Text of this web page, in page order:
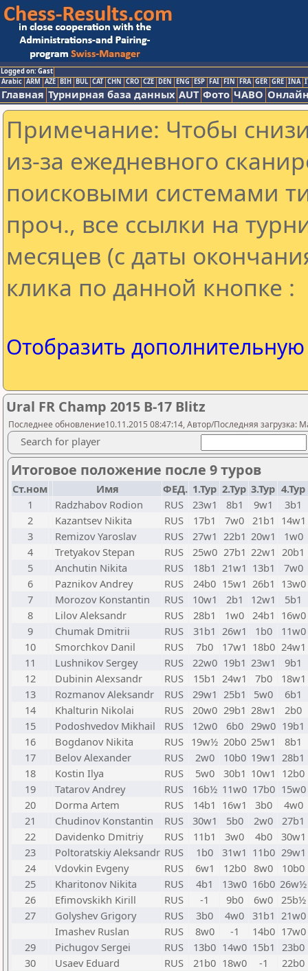
Logged on: Gast
Arabic ARM AZE BIH BUL CAT CHN CRO CZE DEN ENG ESP FAI FIN FRA GER GRE INA
Главная Турнирная база данных AUT Фото ЧАВО
Примечание: Чтобы
из-за ежедневного
поисковыми системами
проч., все ссылки на
месяцев (с даты
клика по данной кнопке :
Отобразить
Ural FR Champ 2015 B-17 Blitz
Последнее обновление10.11.2015 08:47:14, Автор/Последняя загрузка:
Search for player
Итоговое положение после 9 туров
Ст.ном Имя ФЕД. 1.Тур 2.Тур 3.Тур 4.Тур
1
Radzhabov Rodion RUS 23w1 8b1 9w1
3b1
2
Kazantsev Nikita RUS 17b1 7w0 21b1 14w1
3
Remizov Yaroslav RUS 27w1 22b1 20w1
1w0
4
Tretyakov Stepan RUS 25w0 27b1 22w1 20b1
5
Anchutin Nikita RUS 18b1 21w1 13b1
7w0
6
Paznikov Andrey RUS 24b0 15w1 26b1 13w0
7
Morozov Konstantin RUS 10w1 2b1 12w1
5b1
8
Lilov Aleksandr RUS 28b1 1w0 24b1 16w0
9
Chumak Dmitrii RUS 31b1 26w1 1b0
11w0
10
Smorchkov Danil RUS 7b0 17w1 18b0 24w1
11
Lushnikov Sergey RUS 22w0 19b1 23w1
9b1
12
Dubinin Alexsandr RUS 15b1 24w1 7b0
18w1
13
Rozmanov Aleksandr RUS 29w1 25b1 5w0
6b1
14
Khalturin Nikolai RUS 20w0 29b1 28w1
2b0
15
Podoshvedov Mikhail RUS 12w0 6b0 29w0 19b1
16
Bogdanov Nikita RUS 19w½ 20b0 25w1
8b1
17
Belov Alexander RUS 2w0 10b0 19w1 28b1
18
Kostin Ilya RUS 5w0 30b1 10w1 12b0
19
Tatarov Andrey RUS 16b½ 11w0 17b0 15w0
20
Dorma Artem RUS 14b1 16w1 3b0
4w0
21
Chudinov Konstantin RUS 30w1 5b0 2w0
27b1
22
Davidenko Dmitriy RUS 11b1 3w0 4b0
30w1
23
Poltoratskiy Aleksandr RUS 1b0 31w1 11b0 29w1
24
Vdovkin Evgeny RUS 6w1 12b0 8w0
10b0
25
Kharitonov Nikita RUS 4b1 13w0 16b0 26w½
26
Efimovskikh Kirill RUS -1 9b0 6w0 25b½
27
Golyshev Grigory RUS 3b0 4w0 31b1 21w0
Imashev Ruslan
RUS 8w0 -1 14b0 17w0
29
Pichugov Sergei RUS 13b0 14w0 15b1 23b0
30
Usaev Eduard RUS 21b0 18w0 -1
22b0